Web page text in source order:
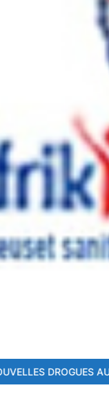
– LE